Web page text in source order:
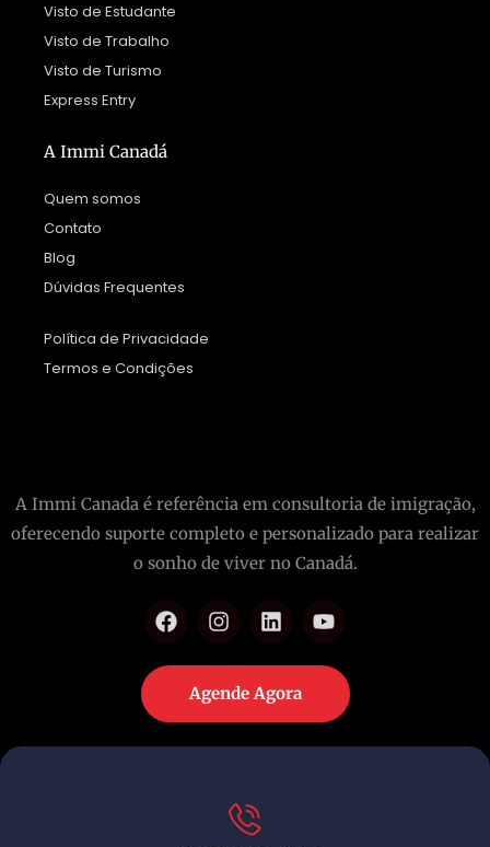
Visto de Estudante
Visto de Trabalho
Visto de Turismo
Express Entry
A Immi Canadá
Quem somos
Contato
Blog
Dúvidas Frequentes
Política de Privacidade
Termos e Condições
A Immi Canada é referência em consultoria de imigração,
oferecendo suporte completo e personalizado para realizar
o sonho de viver no Canadá.
Agende Agora